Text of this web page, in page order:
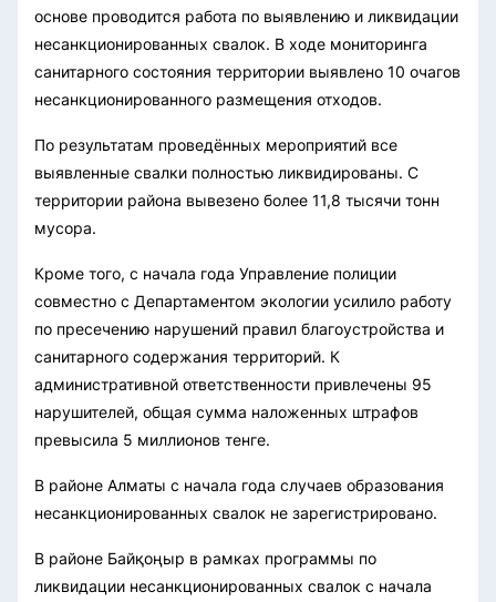
основе проводится работа по выявлению и ликвидации
несанкционированных свалок. В ходе мониторинга
санитарного состояния территории выявлено 10 очагов
несанкционированного размещения отходов.
По результатам проведённых мероприятий все
выявленные свалки полностью ликвидированы. С
территории района вывезено более 11,8 тысячи тонн
мусора.
Кроме того, с начала года Управление полиции
совместно с Департаментом экологии усилило работу
по пресечению нарушений правил благоустройства и
санитарного содержания территорий. К
административной ответственности привлечены 95
нарушителей, общая сумма наложенных штрафов
превысила 5 миллионов тенге.
В районе Алматы с начала года случаев образования
несанкционированных свалок не зарегистрировано.
В районе Байқоңыр в рамках программы по
ликвидации несанкционированных свалок с начала